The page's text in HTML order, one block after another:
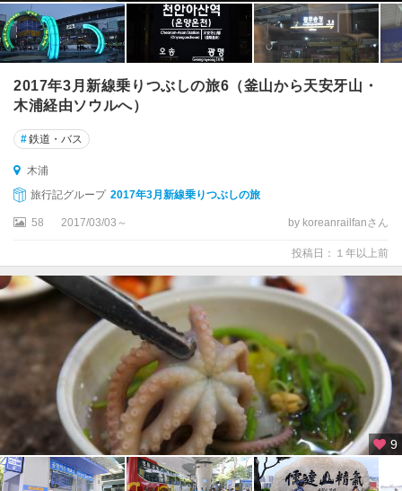
2017年3月新線乗りつぶしの旅6（釜山から天安牙山・
木浦経由ソウルへ）
#鉄道・バス
木浦
旅行記グループ 2017年3月新線乗りつぶしの旅
58 2017/03/03～ by koreanrailfanさん
投稿日：１年以上前
9